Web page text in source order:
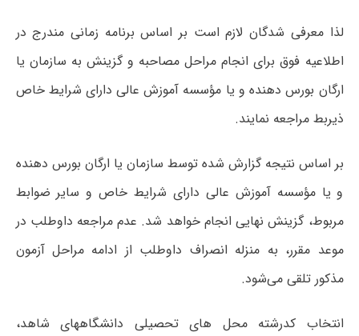
لذا معرفی شدگان لازم است بر اساس برنامه زمانی مندرج در
اطلاعیه فوق برای انجام مراحل مصاحبه و گزینش به سازمان یا
ارگان بورس دهنده و یا مؤسسه آموزش عالی دارای شرایط خاص
ذیربط مراجعه نمایند.
بر اساس نتیجه گزارش شده توسط سازمان یا ارگان بورس دهنده
و یا مؤسسه آموزش عالی دارای شرایط خاص و سایر ضوابط
مربوط، گزینش نهایی انجام خواهد شد. عدم مراجعه داوطلب در
موعد مقرر، به منزله انصراف داوطلب از ادامه مراحل آزمون
مذکور تلقی می‌شود.
انتخاب کدرشته محل های تحصیلی دانشگاههای شاهد،